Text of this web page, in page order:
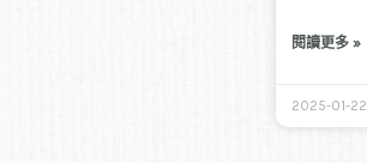
閱讀更多 »
2025-01-22